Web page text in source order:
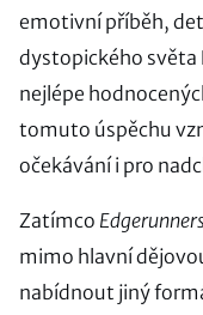
emotivní příběh,
dystopického světa
nejlépe
tomuto úspěchu
očekávání i pro
Zatímco
mimo hlavní
nabídnout jiný